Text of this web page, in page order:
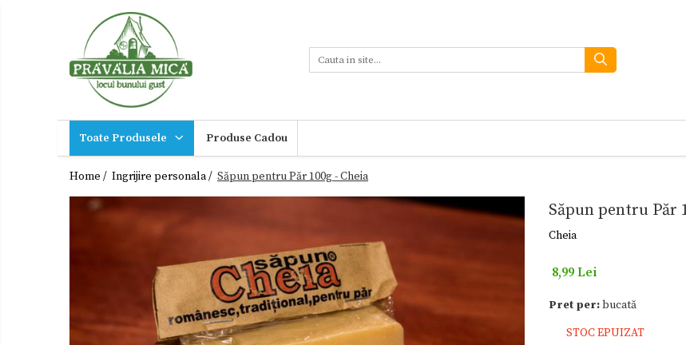
Toate Produsele
Dulceturi fara zahar
Sucuri,Vinuri
Tuica
Ingrijire
personala
Cadouri
Toate Produsele Produse Cadou
Home / Ingrijire personala / Săpun pentru Păr 100g - Cheia
Săpun pentru Păr
Cheia
8,99 Lei
Pret per:bucată
STOC EPUIZAT